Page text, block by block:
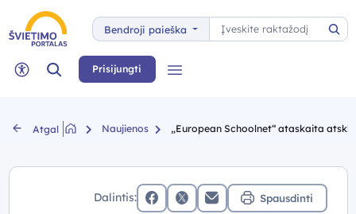
Bendroji paieška
Paieška
Neįgaliųjų rėžimas
Paieška Prisijungti
Atgal Naujienos „European Schoolnet“ ataskaita
Dalintis: Spausdinti